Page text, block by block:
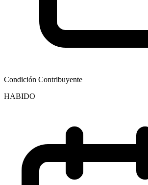
Condición Contribuyente
HABIDO